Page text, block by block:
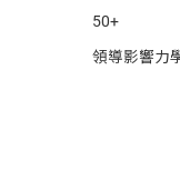
50+
領導影響力